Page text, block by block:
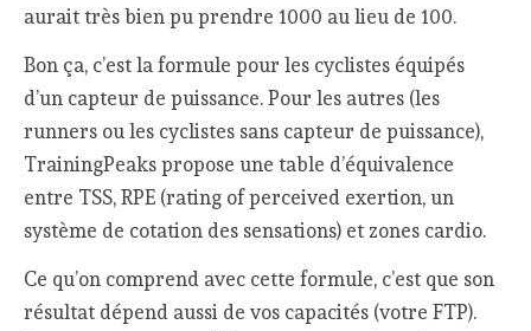
aurait très bien pu prendre 1000 au lieu de 100.
Bon ça, c’est la formule pour les cyclistes équipés
d’un capteur de puissance. Pour les autres (les
runners ou les cyclistes sans capteur de puissance),
TrainingPeaks propose une table d’équivalence
entre TSS, RPE (rating of perceived exertion, un
système de cotation des sensations) et zones cardio.
Ce qu’on comprend avec cette formule, c’est que son
résultat dépend aussi de vos capacités (votre FTP).